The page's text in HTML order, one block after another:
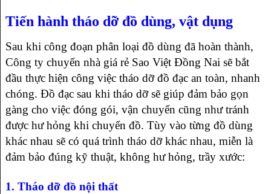
Tiến hành tháo dỡ đồ dùng, vật dụng
Sau khi công đoạn phân loại đồ dùng đã hoàn thành,
Công ty chuyển nhà giá rẻ Sao Việt Đồng Nai sẽ bắt
đầu thực hiện công việc tháo dỡ đồ đạc an toàn, nhanh
chóng. Đồ đạc sau khi tháo dỡ sẽ giúp đảm bảo gọn
gàng cho việc đóng gói, vận chuyển cũng như tránh
được hư hỏng khi chuyển đồ. Tùy vào từng đồ dùng
khác nhau sẽ có quá trình tháo dỡ khác nhau, miễn là
đảm bảo đúng kỹ thuật, không hư hỏng, trầy xước:
1. Tháo dỡ đồ nội thất